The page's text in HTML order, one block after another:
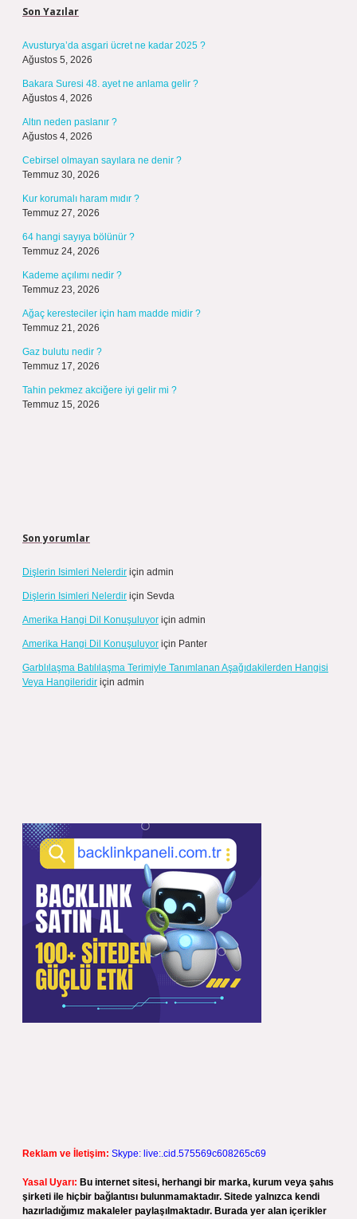
Son Yazılar
Avusturya’da asgari ücret ne kadar 2025 ?
Ağustos 5, 2026
Bakara Suresi 48. ayet ne anlama gelir ?
Ağustos 4, 2026
Altın neden paslanır ?
Ağustos 4, 2026
Cebirsel olmayan sayılara ne denir ?
Temmuz 30, 2026
Kur korumalı haram mıdır ?
Temmuz 27, 2026
64 hangi sayıya bölünür ?
Temmuz 24, 2026
Kademe açılımı nedir ?
Temmuz 23, 2026
Ağaç keresteciler için ham madde midir ?
Temmuz 21, 2026
Gaz bulutu nedir ?
Temmuz 17, 2026
Tahin pekmez akciğere iyi gelir mi ?
Temmuz 15, 2026
Son yorumlar
Dişlerin Isimleri Nelerdir için admin
Dişlerin Isimleri Nelerdir için Sevda
Amerika Hangi Dil Konuşuluyor için admin
Amerika Hangi Dil Konuşuluyor için Panter
Garblılaşma Batılılaşma Terimiyle Tanımlanan Aşağıdakilerden Hangisi
Veya Hangileridir için admin
Reklam ve İletişim: Skype: live:.cid.575569c608265c69
Yasal Uyarı: Bu internet sitesi, herhangi bir marka, kurum veya şahıs
şirketi ile hiçbir bağlantısı bulunmamaktadır. Sitede yalnızca kendi
hazırladığımız makaleler paylaşılmaktadır. Burada yer alan içerikler